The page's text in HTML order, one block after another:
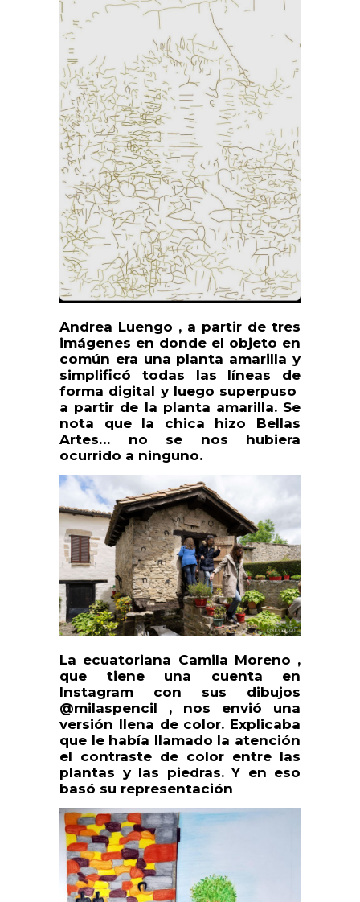
Andrea Luengo , a partir de tres
imágenes en donde el objeto en
común era una planta amarilla y
simplificó todas las líneas de
forma digital y luego superpuso
a partir de la planta amarilla. Se
nota que la chica hizo Bellas
Artes… no se nos hubiera
ocurrido a ninguno.
La ecuatoriana Camila Moreno ,
que tiene una cuenta en
Instagram con sus dibujos
@milaspencil , nos envió una
versión llena de color. Explicaba
que le había llamado la atención
el contraste de color entre las
plantas y las piedras. Y en eso
basó su representación